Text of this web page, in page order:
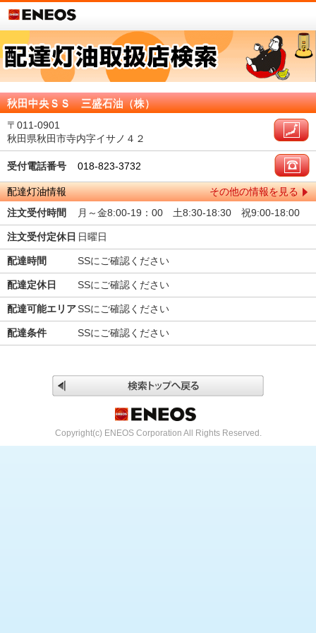
秋田中央ＳＳ 三盛石油（株）
〒011-0901
秋田県秋田市寺内字イサノ４２
受付電話番号 018-823-3732
配達灯油情報
その他の情報を見る
注文受付時間
月～金8:00-19：00 土8:30-18:30 祝9:00-18:00
注文受付定休日 日曜日
配達時間 SSにご確認ください
配達定休日 SSにご確認ください
配達可能エリアSSにご確認ください
配達条件 SSにご確認ください
Copyright(c) ENEOS Corporation All Rights Reserved.